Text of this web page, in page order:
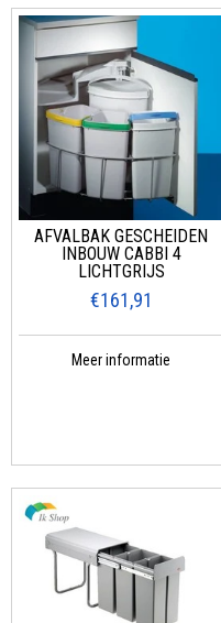
AFVALBAK GESCHEIDEN
INBOUW CABBI 4
LICHTGRIJS
€161,91
Meer informatie